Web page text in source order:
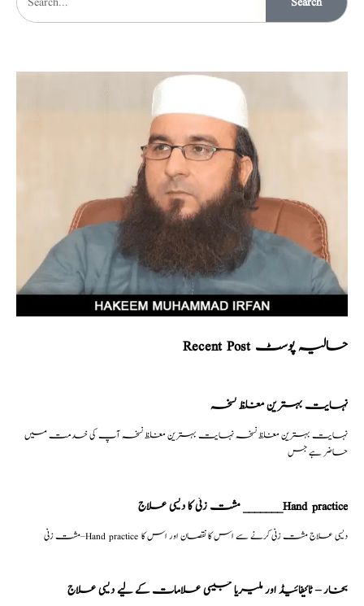
Recent Post حالیہ پوسٹ
نہایت بہترین مغلظ نسخہ
نہایت بہترین مغلظ نسخہ نہایت بہترین مغلظ نسخہ آپ کی خدمت میں
حاضر ہے جس
مشت زنی کا دیسی علاج _______Hand practice
مشت زنی–Hand practice دیسی علاج مشت زنی کرنے سے اس کا نقصان اور اس کا
بخار – ٹائیفائیڈ اور ملیریا جیسی علامات کے لیے دیسی علاج